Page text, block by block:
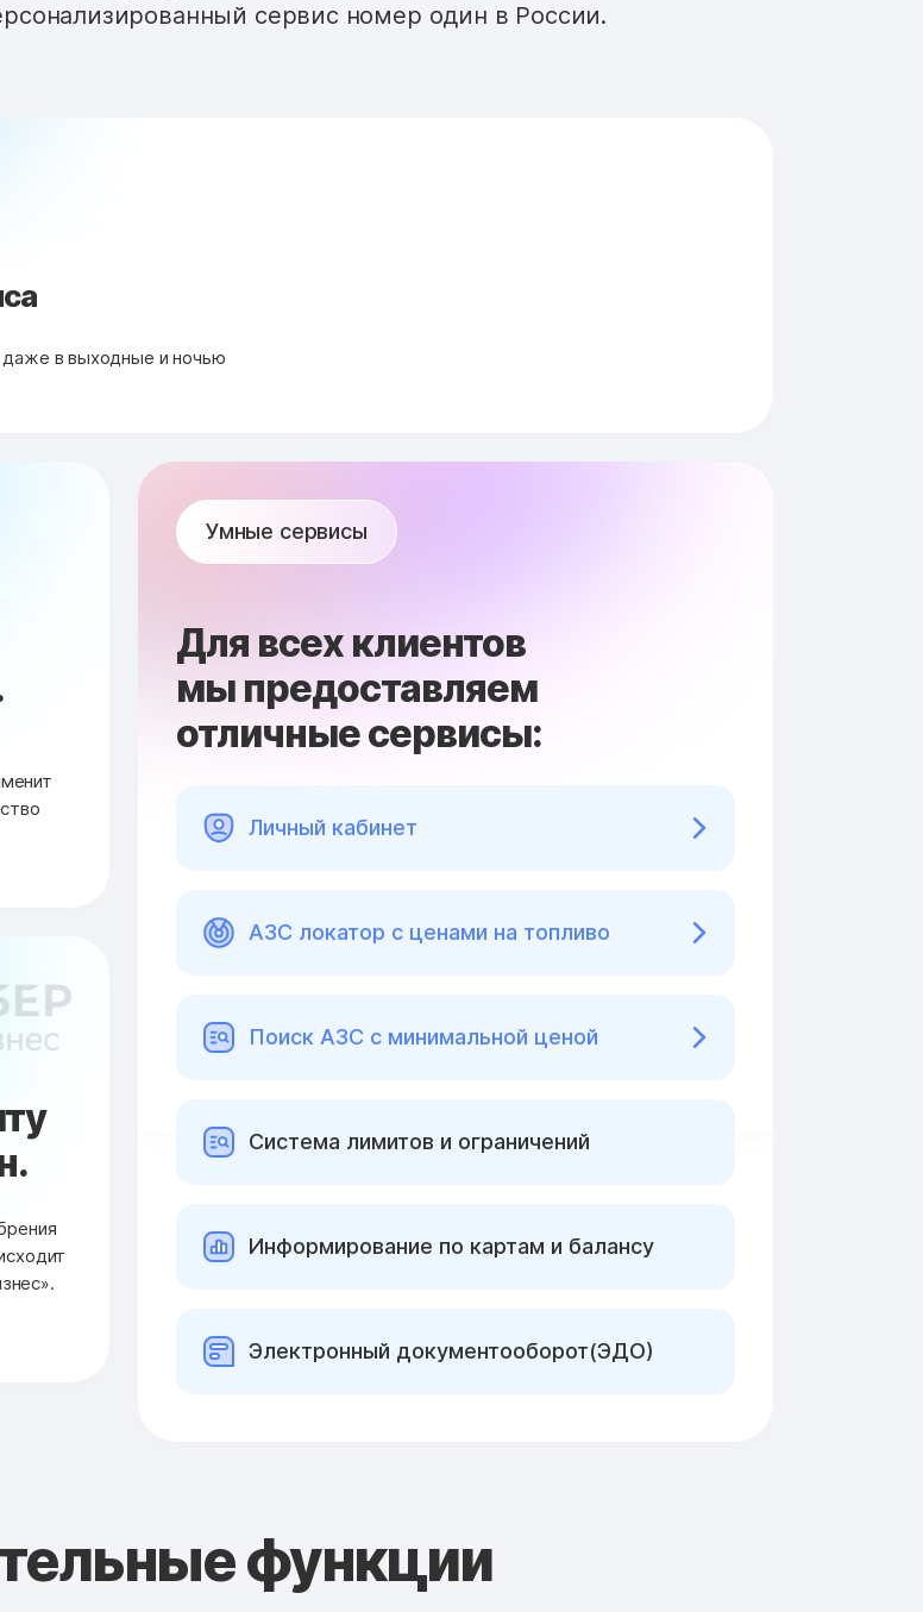
сервис номер один в России.
даже в выходные и ночью
Умные сервисы
Для всех клиентов
мы предоставляем
отличные сервисы:
Личный кабинет
АЗС локатор с ценами на топливо
Поиск АЗС с минимальной ценой
Cистема лимитов и ограничений
Информирование по картам и балансу
Электронный документооборот(ЭДО)
функции